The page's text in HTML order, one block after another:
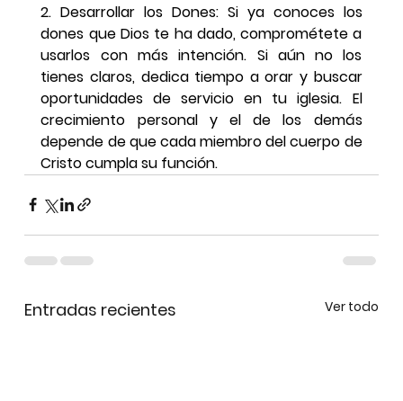
2. Desarrollar los Dones: Si ya conoces los
dones que Dios te ha dado, comprométete a
usarlos con más intención. Si aún no los
tienes claros, dedica tiempo a orar y buscar
oportunidades de servicio en tu iglesia. El
crecimiento personal y el de los demás
depende de que cada miembro del cuerpo de
Cristo cumpla su función.
Entradas recientes Ver todo